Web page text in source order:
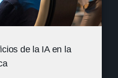
de la IA en la